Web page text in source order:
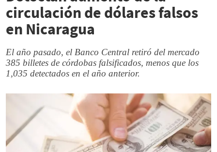
circulación de dólares falsos
en Nicaragua
El año pasado, el Banco Central retiró del mercado
385 billetes de córdobas falsificados, menos que los
1,035 detectados en el año anterior.